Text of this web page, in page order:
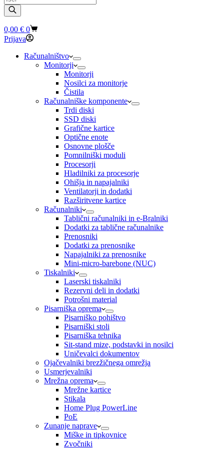
search
Shopping
cart
0,00 € 0
Prijava
Računalništvo
Monitorji
Monitorji
Nosilci za monitorje
Čistila
Računalniške komponente
Trdi diski
SSD diski
Grafične kartice
Optične enote
Osnovne plošče
Pomnilniški moduli
Procesorji
Hladilniki za procesorje
Ohišja in napajalniki
Ventilatorji in dodatki
Razširitvene kartice
Računalniki
Tablični računalniki in e-Bralniki
Dodatki za tablične računalnike
Prenosniki
Dodatki za prenosnike
Napajalniki za prenosnike
Mini-micro-barebone (NUC)
Tiskalniki
Laserski tiskalniki
Rezervni deli in dodatki
Potrošni material
Pisarniška oprema
Pisarniško pohištvo
Pisarniški stoli
Pisarniška tehnika
Sit-stand mize, podstavki in nosilci
Uničevalci dokumentov
Ojačevalniki brezžičnega omrežja
Usmerjevalniki
Mrežna oprema
Mrežne kartice
Stikala
Home Plug PowerLine
PoE
Zunanje naprave
Miške in tipkovnice
Zvočniki